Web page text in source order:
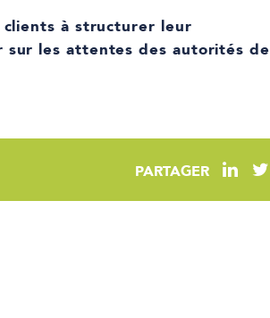
à structurer leur
sur les attentes des autorités de
PARTAGER